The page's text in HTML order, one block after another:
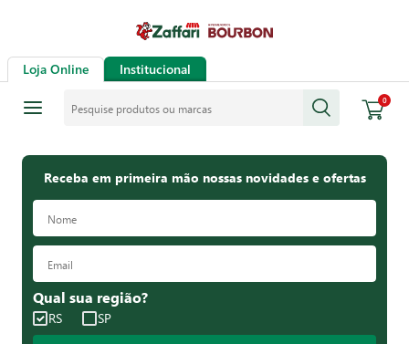
Loja Online Institucional
0
Receba em primeira mão nossas novidades e ofertas
Qual sua região?
RS SP